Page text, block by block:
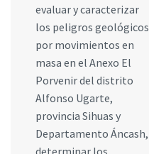
evaluar y caracterizar
los peligros geológicos
por movimientos en
masa en el Anexo El
Porvenir del distrito
Alfonso Ugarte,
provincia Sihuas y
Departamento Áncash,